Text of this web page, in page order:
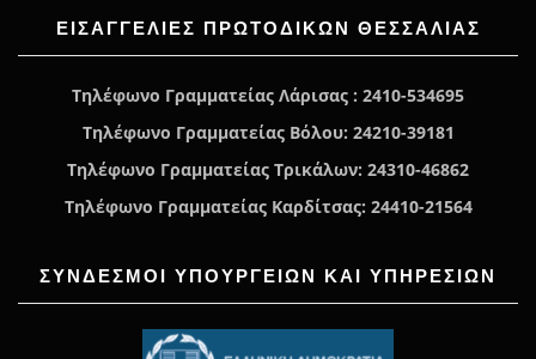
ΕΙΣΑΓΓΕΛΊΕΣ ΠΡΩΤΟΔΙΚΏΝ ΘΕΣΣΑΛΙΑΣ
Τηλέφωνο Γραμματείας Λάρισας : 2410-534695
Τηλέφωνο Γραμματείας Βόλου: 24210-39181
Τηλέφωνο Γραμματείας Τρικάλων: 24310-46862
Τηλέφωνο Γραμματείας Καρδίτσας: 24410-21564
ΣΥΝΔΕΣΜΟΙ ΥΠΟΥΡΓΕΙΩΝ ΚΑΙ ΥΠΗΡΕΣΙΩΝ